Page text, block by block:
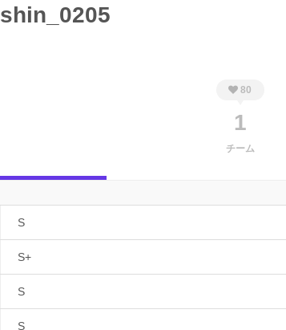
shin_0205
80
1
チーム
S
S+
S
S